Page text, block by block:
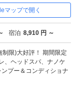
マップで開く
宿泊 8,910 円 ～
限)大好評！ 期間限定
、ヘッドスパ、ナノケ
プー＆コンディショナ